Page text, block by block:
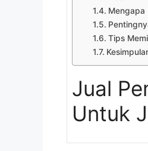
Mengapa
Tips
Jual
Untuk